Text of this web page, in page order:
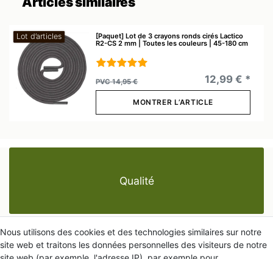
Lot d’articles
[Paquet] Lot de 3 crayons ronds cirés Lactico
R2-CS 2 mm | Toutes les couleurs | 45-180 cm
PVC 14,95 € 12,99 € *
MONTRER L’ARTICLE
Qualité
À prospos de nous
Nous utilisons des cookies et des technologies similaires sur notre
site web et traitons les données personnelles des visiteurs de notre